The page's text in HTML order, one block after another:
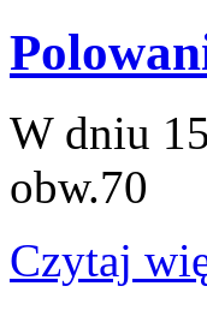
W dniu
obw.70
Czytaj